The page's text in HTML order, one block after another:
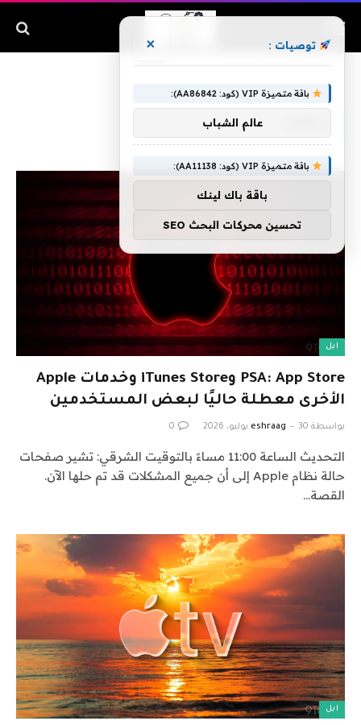
ابل
PSA: App Store وiTunes Store وخدمات Apple
الأخرى معطلة حاليًا لبعض المستخدمين
بواسطة eshraag 30 يوليو، 2026 0
التحديث الساعة 11:00 مساءً بالتوقيت الشرقي: تشير صفحات
حالة نظام Apple إلى أن جميع المشكلات قد تم حلها الآن.
القصة…
ابل
توصيات : ×
باقة متميزة VIP (كود: AA86842):
عالم الشباب
باقة متميزة VIP (كود: AA11138):
باقة باك لينك
تحسين محركات البحث SEO